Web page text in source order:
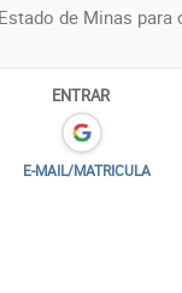
ENTRAR
E-MAIL/MATRICULA